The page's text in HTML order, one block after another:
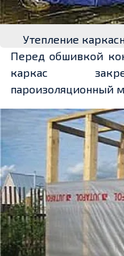
Утепление
Перед обшивкой
каркас
пароизоляционный